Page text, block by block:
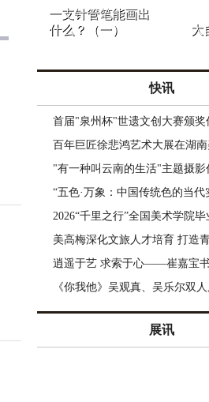
一支针管笔能画出
什么？（一）
大
快讯
首届"泉州杯"世遗文创大赛颁奖
百年巨匠徐悲鸿艺术大展在湖
"有一种叫云南的生活"主题摄
“五色·万象：中国传统色的当代
2026“千里之行”全国美术学院
美高梅深化文旅人才培育 打造
逍遥于艺 求索于心——崔嘉宝
《你我他》吴观真、吴乐尔双
展讯